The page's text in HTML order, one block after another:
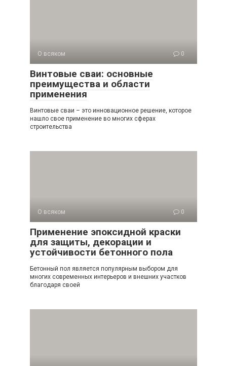
О всяком 0
Винтовые сваи: основные
преимущества и области
применения
Винтовые сваи – это инновационное решение, которое
нашло свое применение во многих сферах
строительства
О всяком 0
Применение эпоксидной краски
для защиты, декорации и
устойчивости бетонного пола
Бетонный пол является популярным выбором для
многих современных интерьеров и внешних участков
благодаря своей